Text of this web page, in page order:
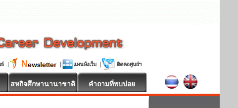
สหกิจศึกษานานาชาติ คำถามที่พบบ่อย